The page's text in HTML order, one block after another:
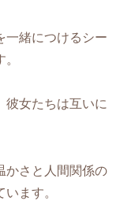
一緒につけるシー
彼女たちは互いに
かさと人間関係の
ます。